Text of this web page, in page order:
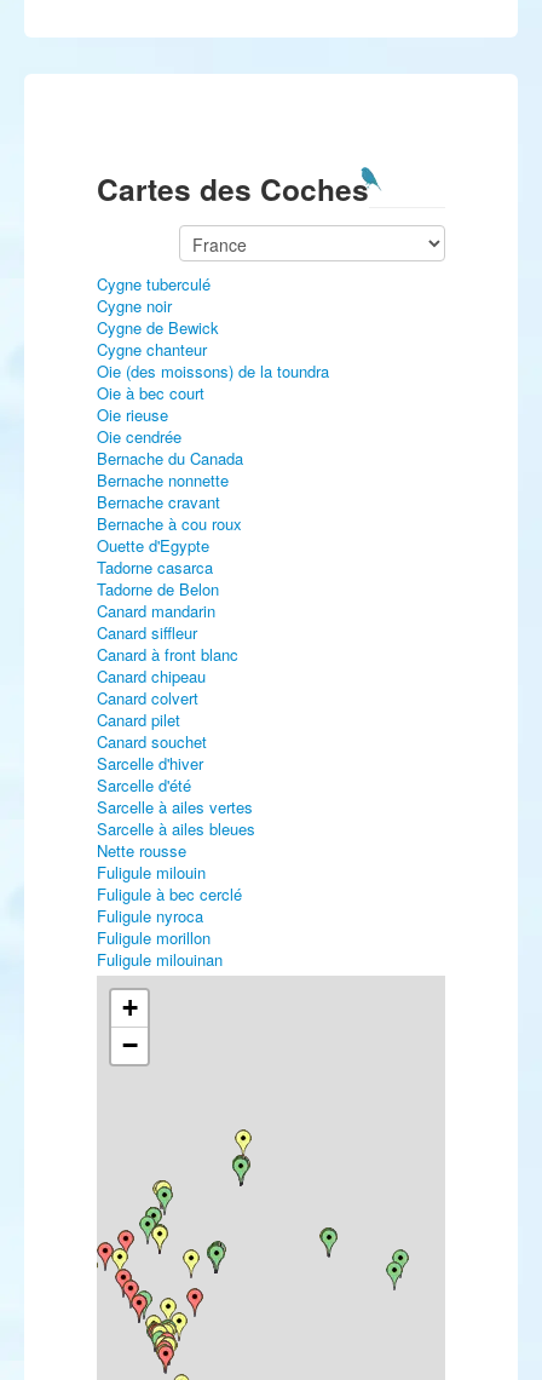
Cartes des Coches
Cygne tuberculé
Cygne noir
Cygne de Bewick
Cygne chanteur
Oie (des moissons) de la toundra
Oie à bec court
Oie rieuse
Oie cendrée
Bernache du Canada
Bernache nonnette
Bernache cravant
Bernache à cou roux
Ouette d'Egypte
Tadorne casarca
Tadorne de Belon
Canard mandarin
Canard siffleur
Canard à front blanc
Canard chipeau
Canard colvert
Canard pilet
Canard souchet
Sarcelle d'hiver
Sarcelle d'été
Sarcelle à ailes vertes
Sarcelle à ailes bleues
Nette rousse
Fuligule milouin
Fuligule à bec cerclé
Fuligule nyroca
Fuligule morillon
Fuligule milouinan
Fuligule à tête noire
Eider à duvet
Eider à tête grise
Harelde boréale
Macreuse noire
Harle piette
Harle huppé
Harle bièvre
Érismature rousse
Érismature à tête blanche
Perdrix rouge
Perdrix grise
Caille des blés
Faisan de Colchide
Plongeon catmarin
+
−